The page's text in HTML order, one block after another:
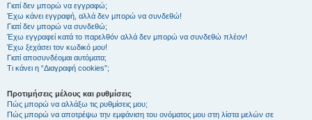
Γιατί δεν μπορώ να εγγραφώ;
Έχω κάνει εγγραφή, αλλά δεν μπορώ να συνδεθώ!
Γιατί δεν μπορώ να συνδεθώ;
Έχω εγγραφεί κατά το παρελθόν αλλά δεν μπορώ να συνδεθώ πλέον!
Έχω ξεχάσει τον κωδικό μου!
Γιατί αποσυνδέομαι αυτόματα;
Τι κάνει η “Διαγραφή cookies”;
Προτιμήσεις μέλους και ρυθμίσεις
Πώς μπορώ να αλλάξω τις ρυθμίσεις μου;
Πώς μπορώ να αποτρέψω την εμφάνιση του ονόματος μου στη λίστα μελών σε